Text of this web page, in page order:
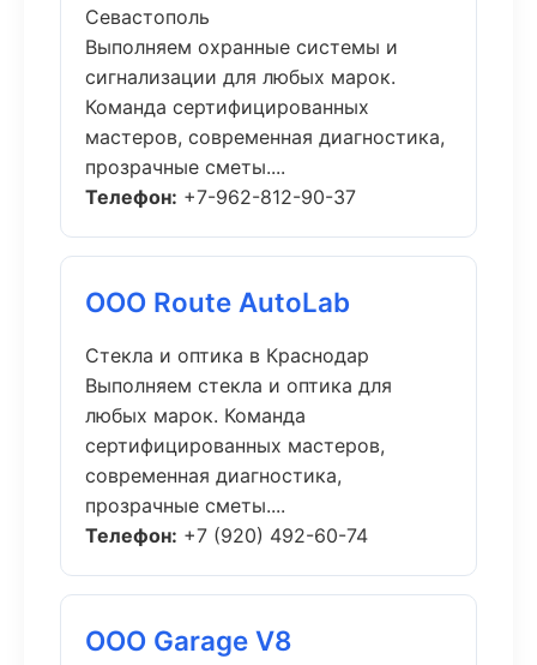
Севастополь
Выполняем охранные системы и
сигнализации для любых марок.
Команда сертифицированных
мастеров, современная диагностика,
прозрачные сметы....
Телефон: +7-962-812-90-37
ООО Route AutoLab
Стекла и оптика в Краснодар
Выполняем стекла и оптика для
любых марок. Команда
сертифицированных мастеров,
современная диагностика,
прозрачные сметы....
Телефон: +7 (920) 492-60-74
ООО Garage V8